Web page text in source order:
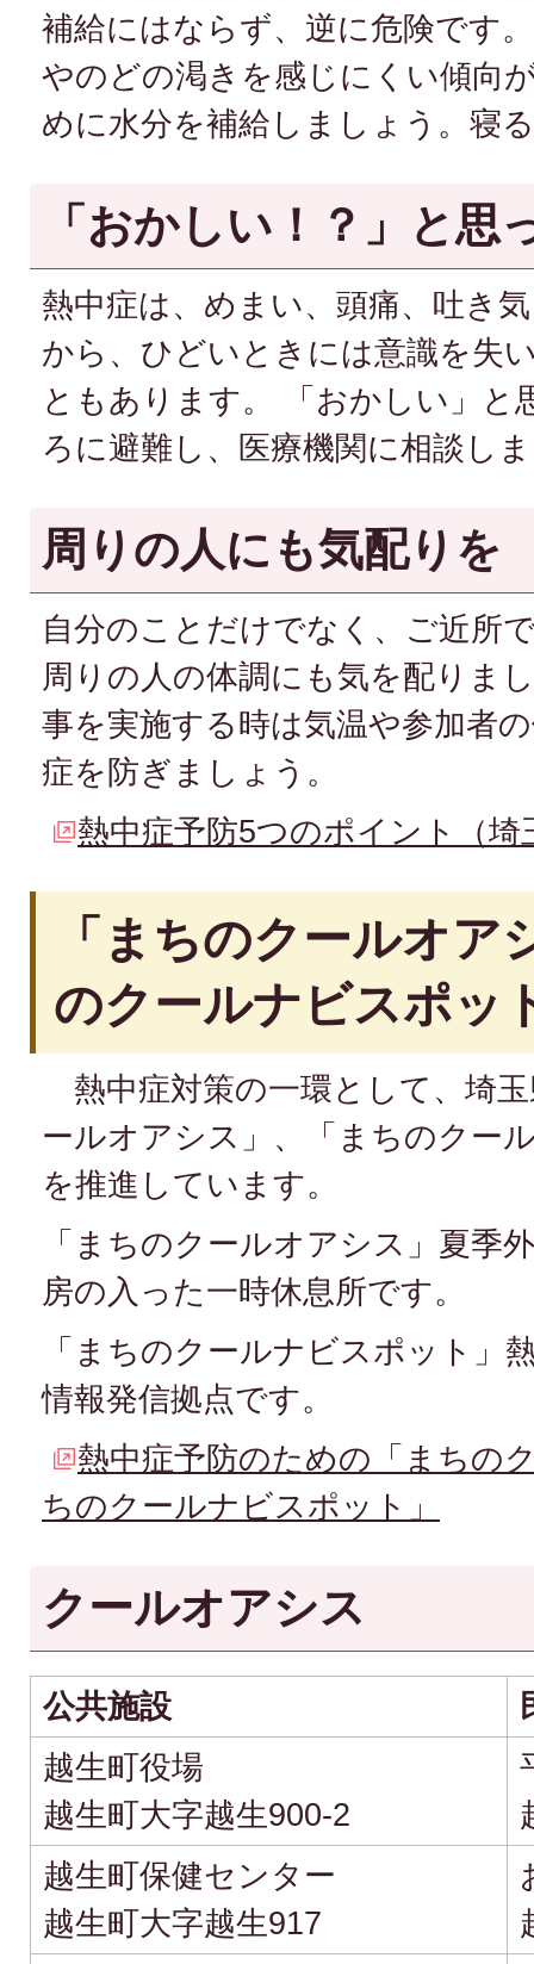
補給にはならず、逆に危険です
やのどの渇きを感じにくい傾向
めに水分を補給しましょう。寝
「おかしい！？」と思
熱中症は、めまい、頭痛、吐き
から、ひどいときには意識を失
ともあります。 「おかしい」と
ろに避難し、医療機関に相談し
周りの人にも気配りを
自分のことだけでなく、ご近所
周りの人の体調にも気を配りま
事を実施する時は気温や参加者
症を防ぎましょう。
熱中症予防5つのポイント（埼
「まちのクールオア
のクールナビスポッ
熱中症対策の一環として、埼
ールオアシス」、「まちのクー
を推進しています。
「まちのクールオアシス」夏季
房の入った一時休息所です。
「まちのクールナビスポット」
情報発信拠点です。
熱中症予防のための「まちの
ちのクールナビスポット」
クールオアシス
公共施設
越生町役場
越生町大字越生900-2
越生町保健センター
越生町大字越生917